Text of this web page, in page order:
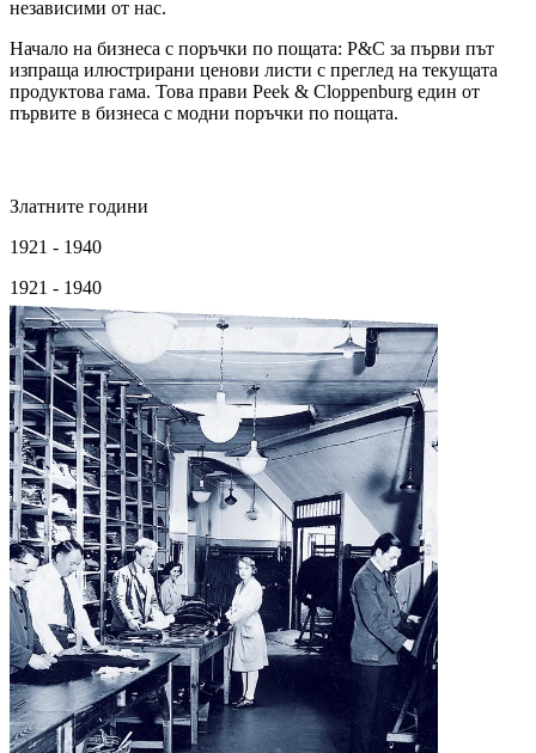
независими от нас.
Начало на бизнеса с поръчки по пощата: P&C за първи път
изпраща илюстрирани ценови листи с преглед на текущата
продуктова гама. Това прави Peek & Cloppenburg един от
първите в бизнеса с модни поръчки по пощата.
Златните години
1921 - 1940
1921 - 1940